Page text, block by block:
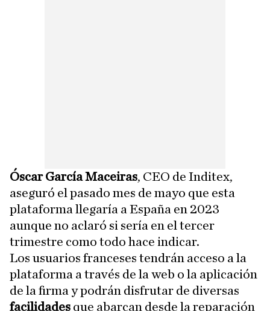
Óscar García Maceiras, CEO de Inditex,
aseguró el pasado mes de mayo que esta
plataforma llegaría a España en 2023
aunque no aclaró si sería en el tercer
trimestre como todo hace indicar.
Los usuarios franceses tendrán acceso a la
plataforma a través de la web o la aplicación
de la firma y podrán disfrutar de diversas
facilidades que abarcan desde la reparación